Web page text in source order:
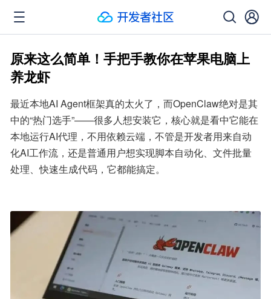
原来这么简单！手把手教你在苹果电脑上
养龙虾
最近本地AI Agent框架真的太火了，而OpenClaw绝对是其
中的“热门选手”——很多人想安装它，核心就是看中它能在
本地运行AI代理，不用依赖云端，不管是开发者用来自动
化AI工作流，还是普通用户想实现脚本自动化、文件批量
处理、快速生成代码，它都能搞定。